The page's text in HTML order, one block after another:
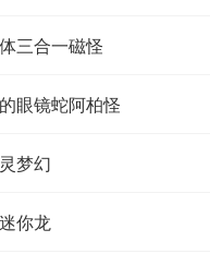
三合一磁怪
眼镜蛇阿柏怪
梦幻
你龙